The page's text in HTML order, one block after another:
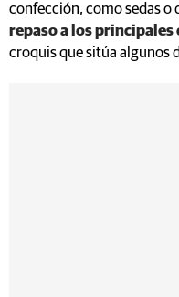
confección, como sedas o
repaso a los
croquis que sitúa algunos